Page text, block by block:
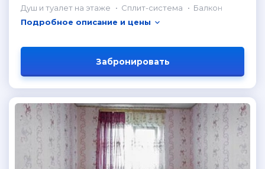
Душ и туалет на этаже Сплит-система
Балкон
Подробное описание и цены
Забронировать